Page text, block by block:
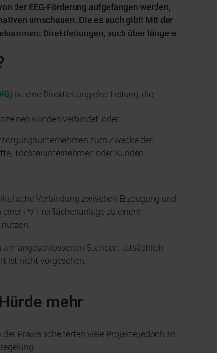
der EEG-Förderung aufgefangen werden,
umschauen. Die es auch gibt! Mit der
Direktleitungen, auch über längere
ist eine Direktleitung eine Leitung, die
Kunden verbindet, oder
zum Zwecke der
Tochterunternehmen oder Kunden
Verbindung zwischen Erzeugung und
PV-Freiflächenanlage zu einem
am angeschlossenen Standort tatsächlich
ist nicht vorgesehen.
mehr
Praxis scheiterten viele Projekte jedoch an